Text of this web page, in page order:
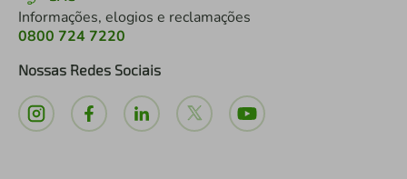
Informações, elogios e reclamações
0800 724 7220
Nossas Redes Sociais